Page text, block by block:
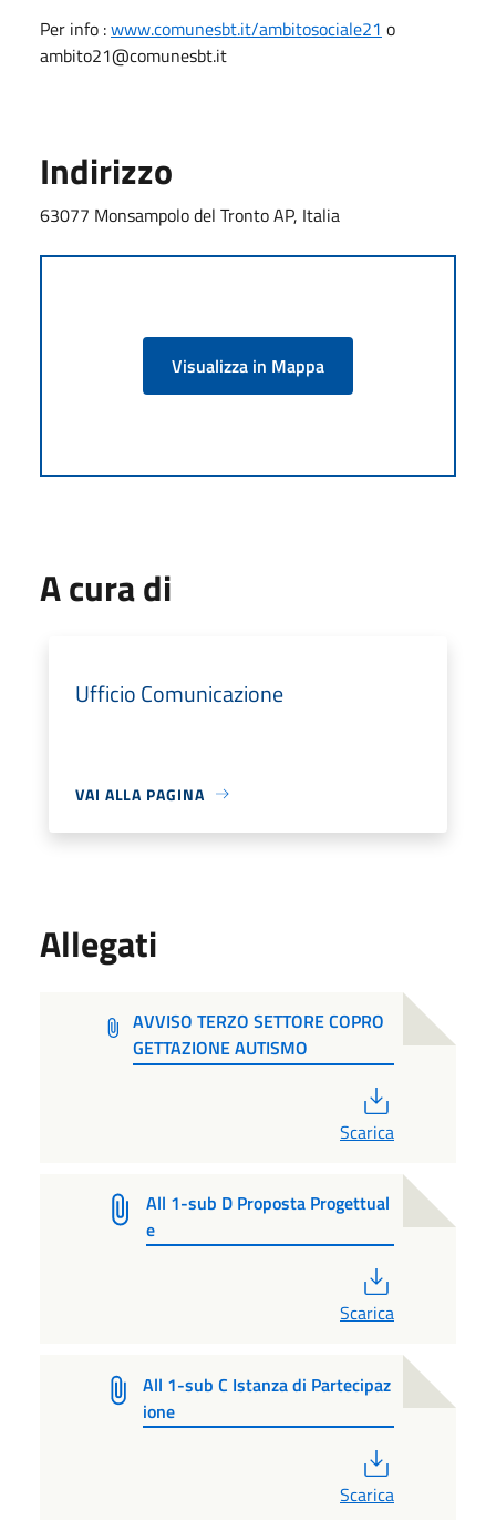
Per info :www.comunesbt.it/ambitosociale21 o
ambito21@comunesbt.it
Indirizzo
63077 Monsampolo del Tronto AP, Italia
Visualizza in Mappa
A cura di
Ufficio Comunicazione
VAI ALLA PAGINA
Allegati
AVVISO TERZO SETTORE COPRO
GETTAZIONE AUTISMO
Scarica
All 1-sub D Proposta Progettual
e
Scarica
All 1-sub C Istanza di Partecipaz
ione
Scarica